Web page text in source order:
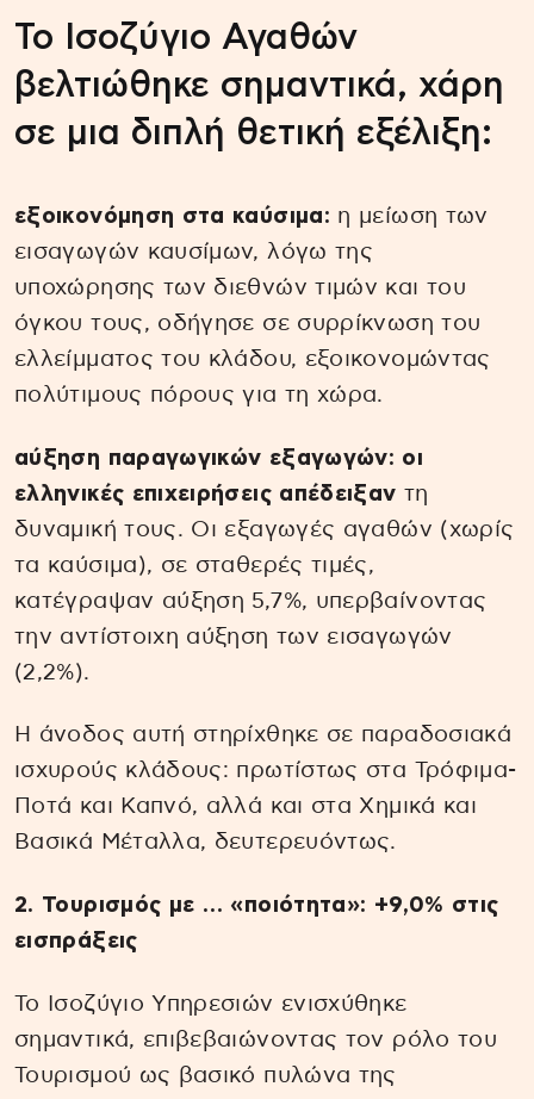
Το Ισοζύγιο Αγαθών
βελτιώθηκε σημαντικά, χάρη
σε μια διπλή θετική εξέλιξη:
εξοικονόμηση στα καύσιμα: η μείωση των
εισαγωγών καυσίμων, λόγω της
υποχώρησης των διεθνών τιμών και του
όγκου τους, οδήγησε σε συρρίκνωση του
ελλείμματος του κλάδου, εξοικονομώντας
πολύτιμους πόρους για τη χώρα.
αύξηση παραγωγικών εξαγωγών: οι
ελληνικές επιχειρήσεις απέδειξαν τη
δυναμική τους. Οι εξαγωγές αγαθών (χωρίς
τα καύσιμα), σε σταθερές τιμές,
κατέγραψαν αύξηση 5,7%, υπερβαίνοντας
την αντίστοιχη αύξηση των εισαγωγών
(2,2%).
Η άνοδος αυτή στηρίχθηκε σε παραδοσιακά
ισχυρούς κλάδους: πρωτίστως στα Τρόφιμα-
Ποτά και Καπνό, αλλά και στα Χημικά και
Βασικά Μέταλλα, δευτερευόντως.
2. Τουρισμός με … «ποιότητα»: +9,0% στις
εισπράξεις
Το Ισοζύγιο Υπηρεσιών ενισχύθηκε
σημαντικά, επιβεβαιώνοντας τον ρόλο του
Τουρισμού ως βασικό πυλώνα της